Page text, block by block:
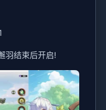
羽结束后开启!